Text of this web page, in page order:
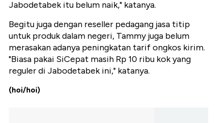
Jabodetabek itu belum naik," katanya.
Begitu juga dengan reseller pedagang jasa titip
untuk produk dalam negeri, Tammy juga belum
merasakan adanya peningkatan tarif ongkos kirim.
"Biasa pakai SiCepat masih Rp 10 ribu kok yang
reguler di Jabodetabek ini," katanya.
(hoi/hoi)